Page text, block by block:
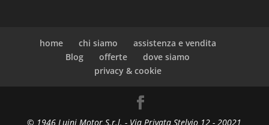
home chi siamo
assistenza e vendita
Blog
offerte
dove siamo
privacy & cookie
© 1946 Luini Motor S.r.l. - Via Privata Stelvio 12 - 20021